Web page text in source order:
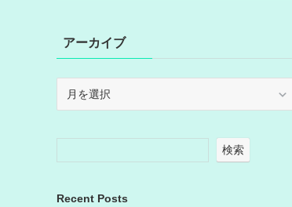
ーアーカイブ
イ
検索
Recent Posts